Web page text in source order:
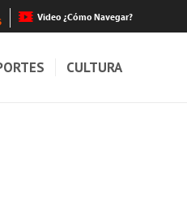
Video ¿Cómo Navegar?
CULTURA